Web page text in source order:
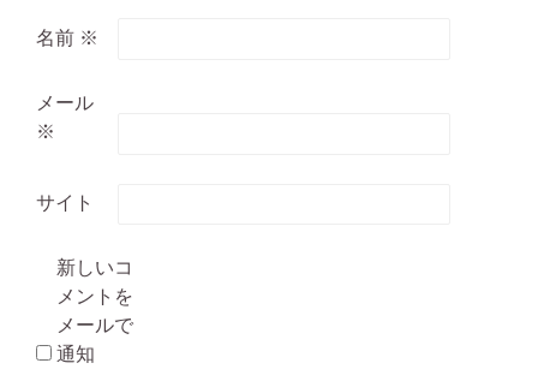
名前 ※
メール
※
サイト
新しいコ
メントを
メールで
通知